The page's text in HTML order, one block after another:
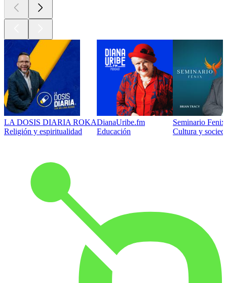
LA DOSIS DIARIA ROKA
Religión y espiritualidad
DianaUribe.fm
Educación
Seminario
Cultura y